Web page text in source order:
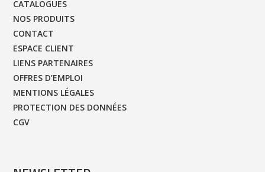
CATALOGUES
NOS PRODUITS
CONTACT
ESPACE CLIENT
LIENS PARTENAIRES
OFFRES D’EMPLOI
MENTIONS LÉGALES
PROTECTION DES DONNÉES
CGV